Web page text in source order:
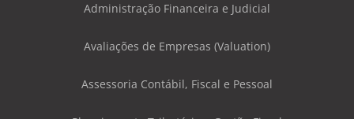
Administração Financeira e Judicial
Avaliações de Empresas (Valuation)
Assessoria Contábil, Fiscal e Pessoal